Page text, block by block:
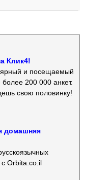
Клик4!
и посещаемый
200 000 анкет.
свою половинку!
домашняя
с Orbita.co.il